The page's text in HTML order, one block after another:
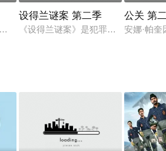
由Chris Fedak与David Kwong负责
设得兰谜案 第二季
《设得兰谜案》是犯罪剧，由
公关 第
安娜·帕